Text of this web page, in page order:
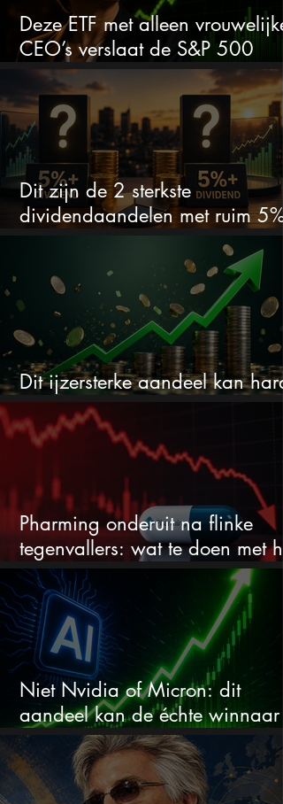
Deze ETF met alleen vrouwelijke
CEO’s verslaat de S&P 500
keihard
Dit zijn de 2 sterkste
dividendaandelen met ruim 5%
Dit ijzersterke aandeel kan hard
stijgen maar bijna niemand kijkt
Pharming onderuit na flinke
tegenvallers: wat te doen met
aandeel?
Niet Nvidia of Micron: dit
aandeel kan de échte winnaar
van de AI-race worden